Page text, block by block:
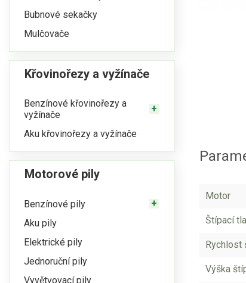
Bubnové sekačky
Mulčovače
Křovinořezy a vyžínače
Benzínové křovinořezy a
vyžínače
Aku křovinořezy a vyžínače
Motorové pily
Benzínové pily
Aku pily
Elektrické pily
Jednoruční pily
Vyvětvovací pily
Motor
Štípací
Rychlost
Výška